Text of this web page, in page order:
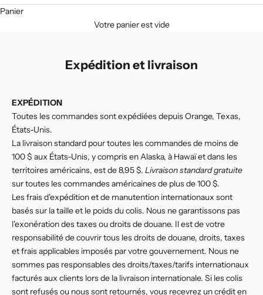
Panier
Votre panier est vide
Expédition et livraison
EXPÉDITION
Toutes les commandes sont expédiées depuis Orange, Texas,
États-Unis.
La livraison standard pour toutes les commandes de moins de
100 $ aux États-Unis, y compris en Alaska, à Hawaï et dans les
territoires américains, est de 8,95 $. Livraison standard gratuite
sur toutes les commandes américaines de plus de 100 $.
Les frais d'expédition et de manutention internationaux sont
basés sur la taille et le poids du colis. Nous ne garantissons pas
l'exonération des taxes ou droits de douane. Il est de votre
responsabilité de couvrir tous les droits de douane, droits, taxes
et frais applicables imposés par votre gouvernement. Nous ne
sommes pas responsables des droits/taxes/tarifs internationaux
facturés aux clients lors de la livraison internationale. Si les colis
sont refusés ou nous sont retournés, vous recevrez un crédit en